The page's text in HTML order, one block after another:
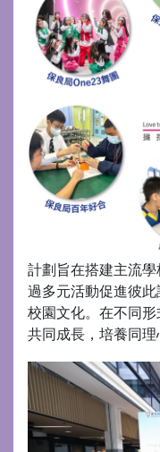
計劃旨在搭建主流
過多元活動促進彼
校園文化。在不同形
共同成長，培養同理